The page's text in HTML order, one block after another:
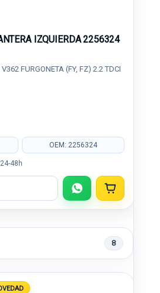
IZQUIERDA 2256324
FURGONETA (FY, FZ) 2.2 TDCI
OEM: 2256324
48h
8